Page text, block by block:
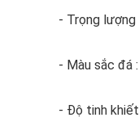
- Trọng
- Màu sắc đá
- Độ tinh